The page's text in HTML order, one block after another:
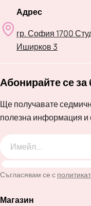
Адрес
гр. София 1700
Иширков 3
Абонирайте се
Ще получавате
полезна информация
Съгласявам се с
Магазин